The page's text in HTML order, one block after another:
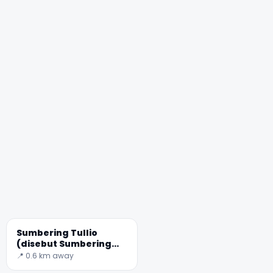
Sumbering Tullio
(disebut Sumbering
Aesculapius)
📍 0.6 km away